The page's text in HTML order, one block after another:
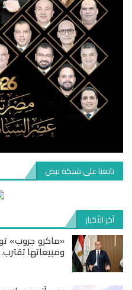
تابعنا على شبكة نبض
آخر الأخبار
«ماكرو جروب»
ومبيعاتها